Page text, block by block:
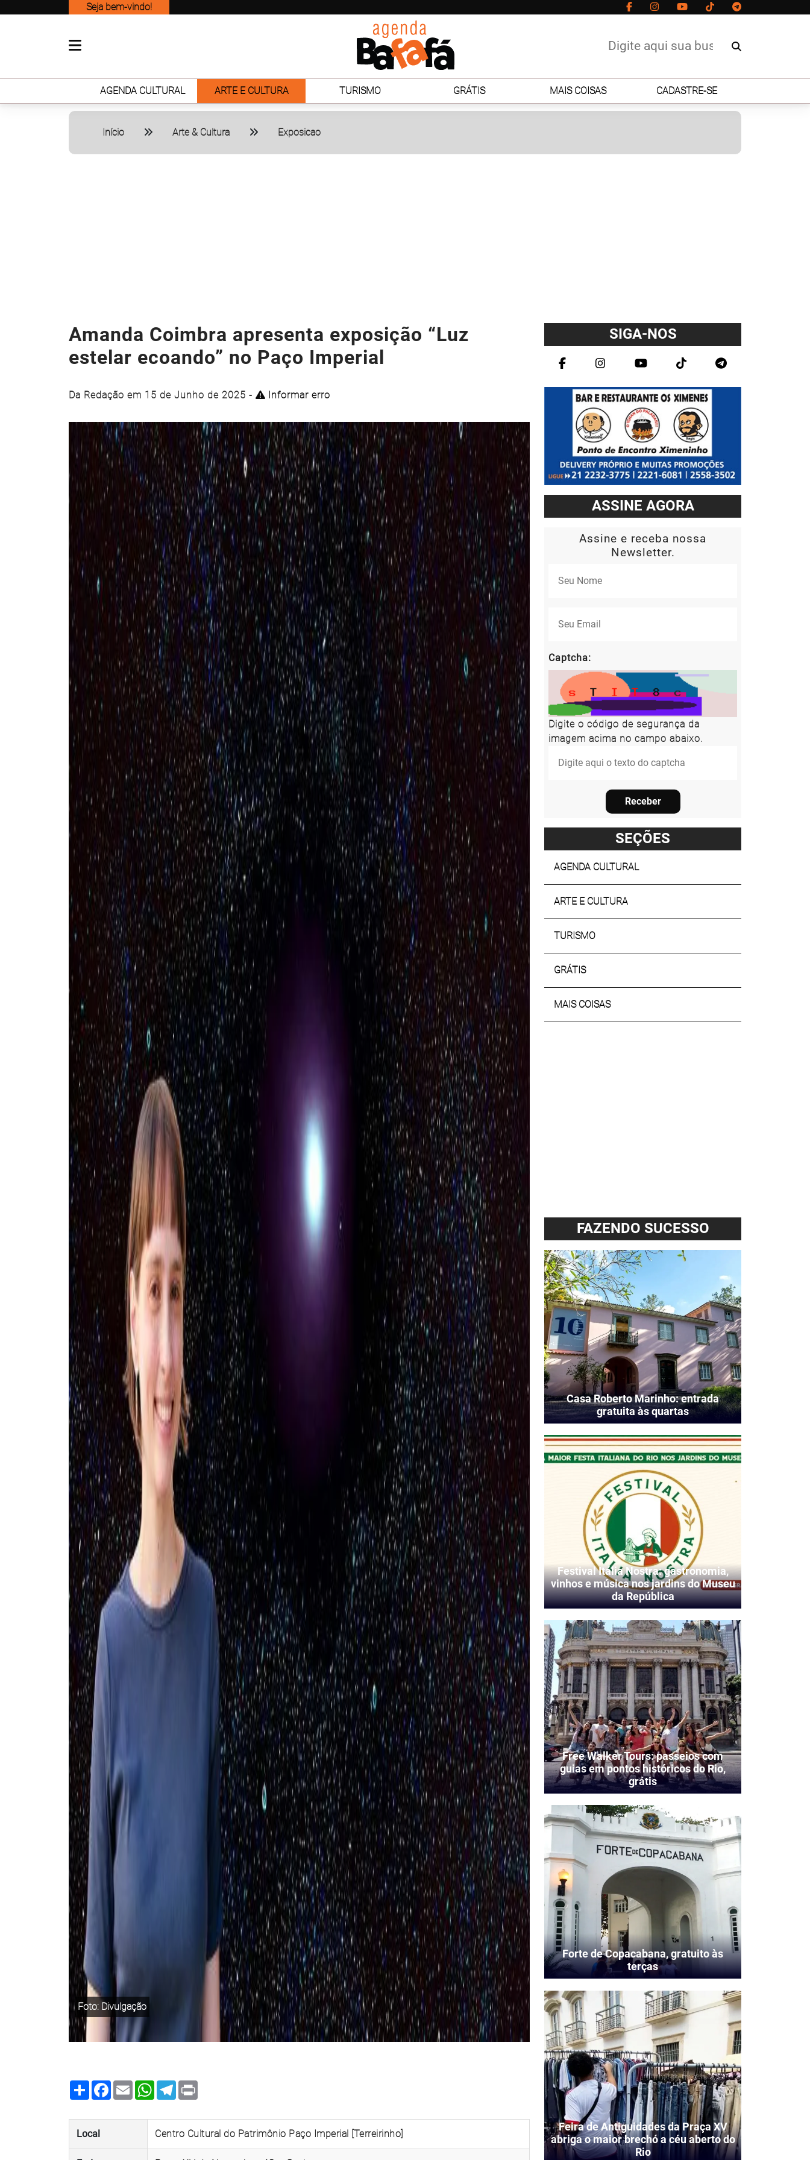
Seja bem-vindo!
AGENDA CULTURAL ARTE E CULTURA TURISMO GRÁTIS MAIS COISAS CADASTRE-SE
Início Arte & Cultura Exposicao
Amanda Coimbra apresenta exposição “Luz
estelar ecoando” no Paço Imperial
Da Redação em 15 de Junho de 2025 - Informar erro
Foto: Divulgação
Share Facebook
Email WhatsApp
Telegram
Local Centro Cultural do Patrimônio Paço Imperial [Terreirinho]
SIGA-NOS
ASSINE AGORA
Assine e receba nossa
Newsletter.
Captcha:
Digite o código de segurança da
imagem acima no campo abaixo.
Receber
SEÇÕES
AGENDA CULTURAL
ARTE E CULTURA
TURISMO
GRÁTIS
MAIS COISAS
FAZENDO SUCESSO
Casa Roberto Marinho: entrada
gratuita às quartas
Festival Itália Nostra: gastronomia,
vinhos e música nos jardins do Museu
da República
Free Walker Tours: passeios com
guias em pontos históricos do Rio,
grátis
Forte de Copacabana, gratuito às
terças
Feira de Antiguidades da Praça XV
abriga o maior brechó a céu aberto do
Rio